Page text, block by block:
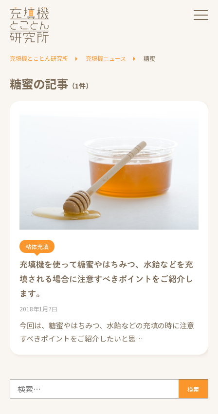
充填機とことん研究所 充填機ニュース 糖蜜
糖蜜の記事 （1件）
粘体充填
充填機を使って糖蜜やはちみつ、水飴などを充
填される場合に注意すべきポイントをご紹介し
ます。
2018年1月7日
今回は、糖蜜やはちみつ、水飴などの充填の時に注意
すべきポイントをご紹介したいと思…
索: